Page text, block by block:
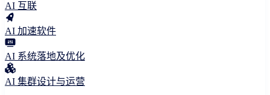
AI 互联
AI 加速软件
AI 系统落地及优化
AI 集群设计与运营